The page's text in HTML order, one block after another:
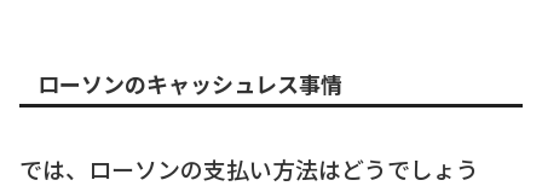
ローソンのキャッシュレス事情
では、ローソンの支払い方法はどうでしょう